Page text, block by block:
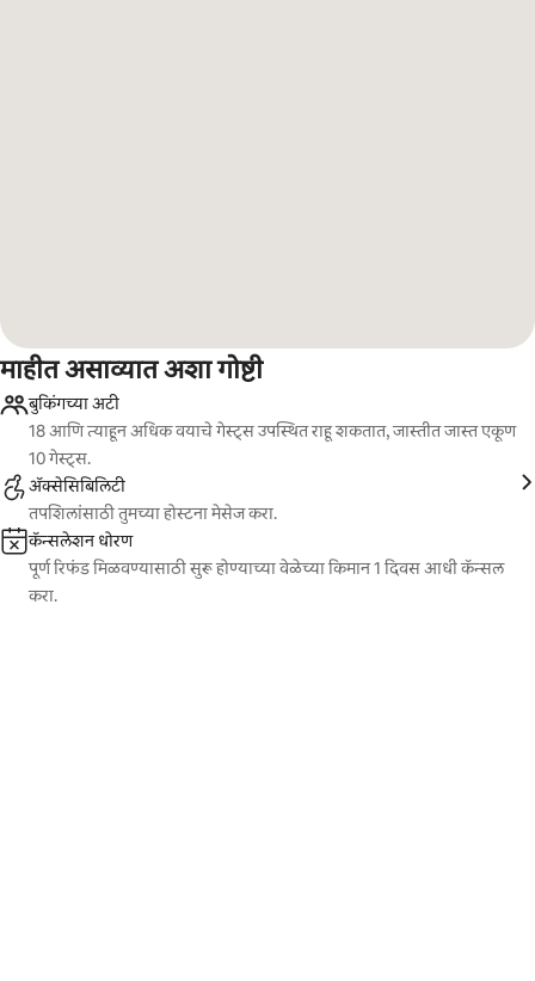
माहीत असाव्यात अशा गोष्टी
बुकिंगच्या अटी
18 आणि त्याहून अधिक वयाचे गेस्ट्स उपस्थित राहू शकतात, जास्तीत जास्त एकूण
10 गेस्ट्स.
ॲक्सेसिबिलिटी
तपशिलांसाठी तुमच्या होस्टना मेसेज करा.
कॅन्सलेशन धोरण
पूर्ण रिफंड मिळवण्यासाठी सुरू होण्याच्या वेळेच्या किमान 1 दिवस आधी कॅन्सल
करा.